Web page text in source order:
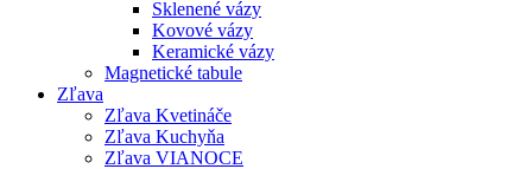
Sklenené vázy
Kovové vázy
Keramické vázy
Magnetické tabule
Zľava
Zľava Kvetináče
Zľava Kuchyňa
Zľava VIANOCE